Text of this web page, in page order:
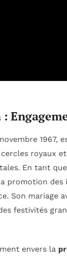
:
1967,
royaux
En tant
promotion
Son mariage
festivités
envers la